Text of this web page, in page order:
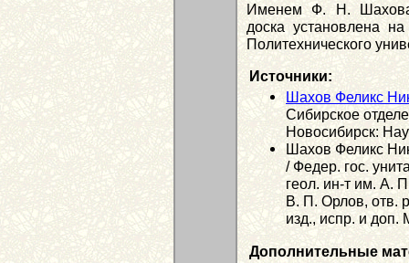
Именем Ф. Н. Шахова
доска установлена на
Политехнического
Источники:
Шахов Феликс
Сибирское
Новосибирск:
Шахов Феликс
/ Федер. гос.
геол. ин-т им. А.
В. П. Орлов, отв.
изд., испр. и
Дополнительные